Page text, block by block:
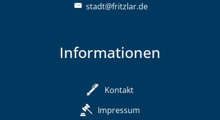
stadt@fritzlar.de
Informationen
Kontakt
Impressum